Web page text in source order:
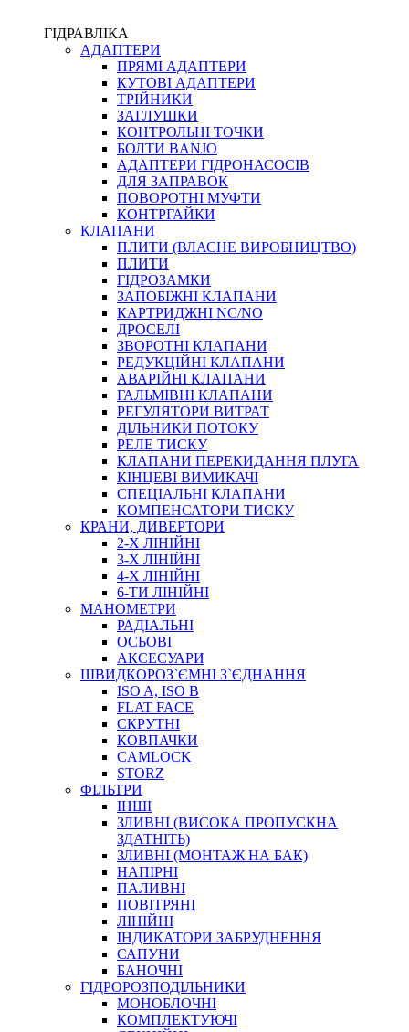
ФІТИНГИ ДІАГНОСТИЧНІ
АКСЕСУАРИ
ТРУБКИ ТА КОМПЛЕКТУЮЧІ
ФІТИНГИ ГІДРАВЛІЧНІ
ФІТИНГИ КОНДИЦІОНЕРНІ
ЗАХИСТ РУКАВІВ
ФІТИНГИ KARCHER
ФІТИНГИ НА ПІДЙОМ КАБІНИ
КОНЕКТОРИ
ХОМУТИ
ЧЕРВ`ЯЧНІ
ПРУЖИННІ
НЕЙЛОНОВІ
ПРОРЕЗИНЕНІ
АВТОТОВАРИ
АВТОХІМІЯ
ДОМКРАТИ
НАБОРИ ЗАПОБІЖНИКІВ, КЛЕМ, АКСЕСУАРІВ
НАСОСИ, КОМПРЕСОРИ, МАНОМЕТРИ
ПАСТА, АНТИСЕПТИК
ІНСТРУМЕНТ
САДОВИЙ ІНВЕНТАР
ЕЛЕКТРИЧНІ ПРИЛАДИ
ПАЛЬНИКИ, ПАЯЛЬНИКИ, ПАЯЛЬНІ ЛАМПИ
ІНСТРУМЕНТИ ДЛЯ ЕЛЕКТРИКА
ЕЛЕКТРОІНСТРУМЕНТИ
ЗАМКИ І КОМПЛЕКТУЮЧІ
ІНСТРУМЕНТИ ДЛЯ ЗВАРЮВАННЯ, АКСЕСУАРИ
ГІДРАВЛІКА
АДАПТЕРИ
ПРЯМІ АДАПТЕРИ
КУТОВІ АДАПТЕРИ
ТРІЙНИКИ
ЗАГЛУШКИ
КОНТРОЛЬНІ ТОЧКИ
БОЛТИ BANJO
АДАПТЕРИ ГІДРОНАСОСІВ
ДЛЯ ЗАПРАВОК
ПОВОРОТНІ МУФТИ
КОНТРГАЙКИ
КЛАПАНИ
ПЛИТИ (ВЛАСНЕ ВИРОБНИЦТВО)
ПЛИТИ
ГІДРОЗАМКИ
ЗАПОБІЖНІ КЛАПАНИ
КАРТРИДЖНІ NC/NO
ДРОСЕЛІ
ЗВОРОТНІ КЛАПАНИ
РЕДУКЦІЙНІ КЛАПАНИ
АВАРІЙНІ КЛАПАНИ
ГАЛЬМІВНІ КЛАПАНИ
РЕГУЛЯТОРИ ВИТРАТ
ДІЛЬНИКИ ПОТОКУ
РЕЛЕ ТИСКУ
КЛАПАНИ ПЕРЕКИДАННЯ ПЛУГА
КІНЦЕВІ ВИМИКАЧІ
СПЕЦІАЛЬНІ КЛАПАНИ
КОМПЕНСАТОРИ ТИСКУ
КРАНИ, ДИВЕРТОРИ
2-Х ЛІНІЙНІ
3-Х ЛІНІЙНІ
4-Х ЛІНІЙНІ
6-ТИ ЛІНІЙНІ
МАНОМЕТРИ
РАДІАЛЬНІ
ОСЬОВІ
АКСЕСУАРИ
ШВИДКОРОЗ`ЄМНІ З`ЄДНАННЯ
ISO A, ISO B
FLAT FACE
СКРУТНІ
КОВПАЧКИ
CAMLOCK
STORZ
ФІЛЬТРИ
ІНШІ
ЗЛИВНІ (ВИСОКА ПРОПУСКНА
ЗДАТНІТЬ)
ЗЛИВНІ (МОНТАЖ НА БАК)
НАПІРНІ
ПАЛИВНІ
ПОВІТРЯНІ
ЛІНІЙНІ
ІНДИКАТОРИ ЗАБРУДНЕННЯ
САПУНИ
БАНОЧНІ
ГІДРОРОЗПОДІЛЬНИКИ
МОНОБЛОЧНІ
КОМПЛЕКТУЮЧІ